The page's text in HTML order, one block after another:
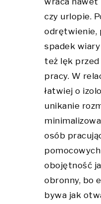
czy urlopie.
odrętwienie,
spadek
też lęk
pracy. W
łatwiej o
unikanie
osób
obojętność
obronny, bo
bywa jak